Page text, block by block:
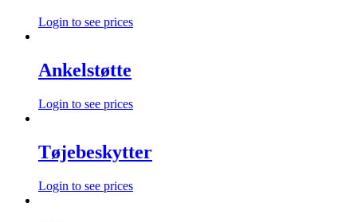
Login to see prices
Ankelstøtte
Login to see prices
Tøjebeskytter
Login to see prices